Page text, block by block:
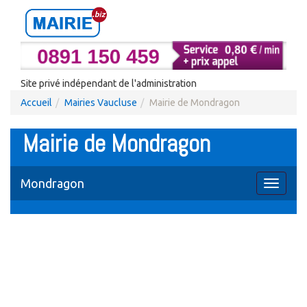
Site privé indépendant de l'administration
Accueil
Mairies Vaucluse Mairie de Mondragon
Mairie de Mondragon
Toggle
Mondragon